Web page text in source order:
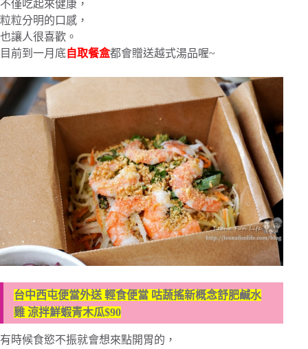
不僅吃起來健康，
粒粒分明的口感，
也讓人很喜歡。
目前到一月底自取餐盒都會贈送越式湯品喔~
台中西屯便當外送 輕食便當 咕蔬搖新概念舒肥鹹水
雞 涼拌鮮蝦青木瓜$90
有時候食慾不振就會想來點開胃的，